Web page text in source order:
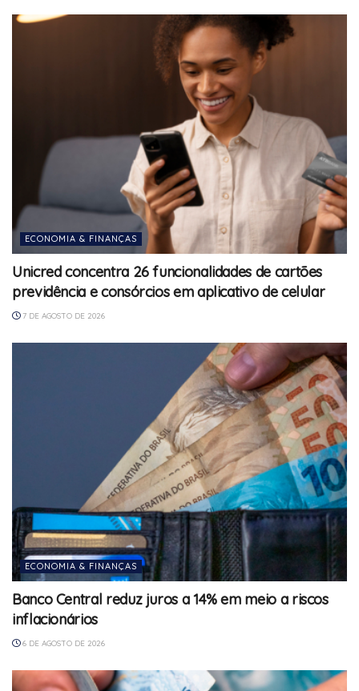
ECONOMIA & FINANÇAS
Unicred concentra 26 funcionalidades de cartões
previdência e consórcios em aplicativo de celular
7 DE AGOSTO DE 2026
ECONOMIA & FINANÇAS
Banco Central reduz juros a 14% em meio a riscos
inflacionários
6 DE AGOSTO DE 2026